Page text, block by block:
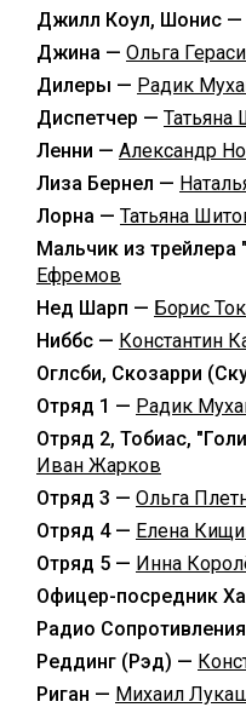
Джилл Коул, Шонис —
Джина — Ольга
Дилеры — Радик
Диспетчер — Татьяна
Ленни — Александр
Лиза Бернел —
Лорна — Татьяна
Мальчик из трейлера
Ефремов
Нед Шарп — Борис
Ниббс — Константин
Оглсби, Скозарри
Отряд 1 — Радик
Отряд 2, Тобиас,
Иван Жарков
Отряд 3 — Ольга
Отряд 4 — Елена
Отряд 5 — Инна
Офицер-посредник
Радио
Реддинг (Рэд) —
Риган — Михаил